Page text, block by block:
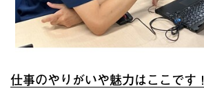
仕事のやりがいや魅力はここです！